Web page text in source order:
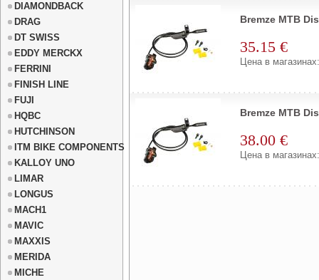
DIAMONDBACK
DRAG
DT SWISS
EDDY MERCKX
FERRINI
FINISH LINE
FUJI
HQBC
HUTCHINSON
ITM BIKE COMPONENTS
KALLOY UNO
LIMAR
LONGUS
MACH1
MAVIC
MAXXIS
MERIDA
MICHE
Bremze MTB
35.15 €
Цена в
Bremze MTB
38.00 €
Цена в